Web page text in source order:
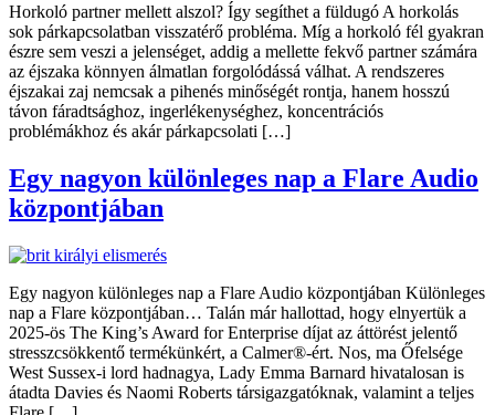
Horkoló partner mellett alszol? Így segíthet a füldugó A horkolás
sok párkapcsolatban visszatérő probléma. Míg a horkoló fél gyakran
észre sem veszi a jelenséget, addig a mellette fekvő partner számára
az éjszaka könnyen álmatlan forgolódássá válhat. A rendszeres
éjszakai zaj nemcsak a pihenés minőségét rontja, hanem hosszú
távon fáradtsághoz, ingerlékenységhez, koncentrációs
problémákhoz és akár párkapcsolati […]
Egy nagyon különleges nap a Flare Audio
központjában
Egy nagyon különleges nap a Flare Audio központjában Különleges
nap a Flare központjában… Talán már hallottad, hogy elnyertük a
2025-ös The King’s Award for Enterprise díjat az áttörést jelentő
stresszcsökkentő termékünkért, a Calmer®-ért. Nos, ma Őfelsége
West Sussex-i lord hadnagya, Lady Emma Barnard hivatalosan is
átadta Davies és Naomi Roberts társigazgatóknak, valamint a teljes